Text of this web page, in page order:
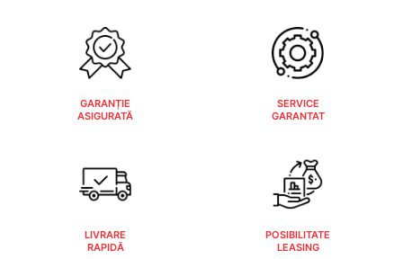
GARANȚIE
ASIGURATĂ
SERVICE
GARANTAT
LIVRARE
RAPIDĂ
POSIBILITATE
LEASING